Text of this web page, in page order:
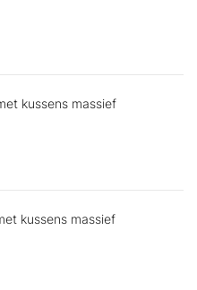
kussens massief
kussens massief